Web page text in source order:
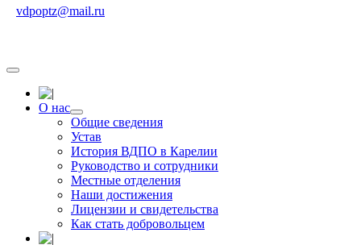
vdpoptz@mail.ru
О нас
Общие сведения
Устав
История ВДПО в Карелии
Руководство и сотрудники
Местные отделения
Наши достижения
Лицензии и свидетельства
Как стать добровольцем